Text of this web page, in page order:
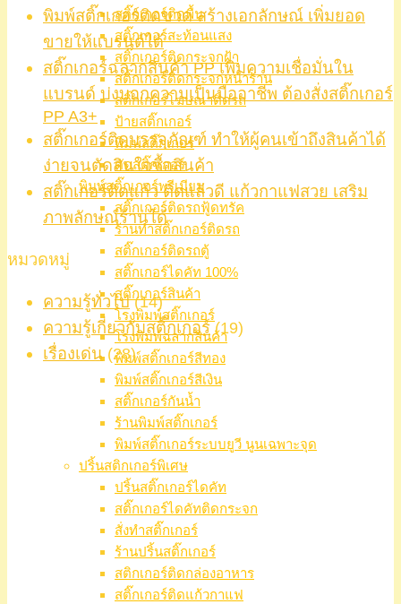
สติ๊กเกอร์ติดพื้น
สติ๊กเกอร์สะท้อนแสง
สติ๊กเกอร์ติดกระจกฝ้า
สติ๊กเกอร์ติดกระจกหน้าร้าน
สติ๊กเกอร์โฆษณาติดรถ
ป้ายสติ๊กเกอร์
พิมพ์สติ๊กเกอร์
ตัดสติ๊กเกอร์
พิมพ์สติ๊กเกอร์พรีเมียม
สติ๊กเกอร์ติดรถฟู้ดทรัค
ร้านทำสติ๊กเกอร์ติดรถ
สติ๊กเกอร์ติดรถตู้
สติ๊กเกอร์ไดคัท 100%
สติ๊กเกอร์สินค้า
โรงพิมพ์สติ๊กเกอร์
โรงพิมพ์ฉลากสินค้า
พิมพ์สติ๊กเกอร์สีทอง
พิมพ์สติ๊กเกอร์สีเงิน
สติ๊กเกอร์กันน้ำ
ร้านพิมพ์สติ๊กเกอร์
พิมพ์สติ๊กเกอร์ระบบยูวี นูนเฉพาะจุด
ปริ้นสติกเกอร์พิเศษ
ปริ้นสติ๊กเกอร์ไดคัท
สติ๊กเกอร์ไดคัทติดกระจก
สั่งทำสติ๊กเกอร์
ร้านปริ้นสติ๊กเกอร์
สติกเกอร์ติดกล่องอาหาร
สติ๊กเกอร์ติดแก้วกาแฟ
พิมพ์สติ๊กเกอร์ติดขวด สร้างเอกลักษณ์ เพิ่มยอด
ขายให้แบรนด์ได้
สติ๊กเกอร์ฉลากสินค้า PP เพิ่มความเชื่อมั่นใน
แบรนด์ บ่งบอกความเป็นมืออาชีพ ต้องสั่งสติ๊กเกอร์
PP A3+
สติ๊กเกอร์ติดบรรจุภัณฑ์ ทำให้ผู้คนเข้าถึงสินค้าได้
ง่ายจนตัดสินใจซื้อสินค้า
สติ๊กเกอร์ติดแก้ว ติดแล้วดี แก้วกาแฟสวย เสริม
ภาพลักษณ์ร้านได้
หมวดหมู่
ความรู้ทั่วไป(14)
ความรู้เกี่ยวกับสติ๊กเกอร์(19)
เรื่องเด่น(28)